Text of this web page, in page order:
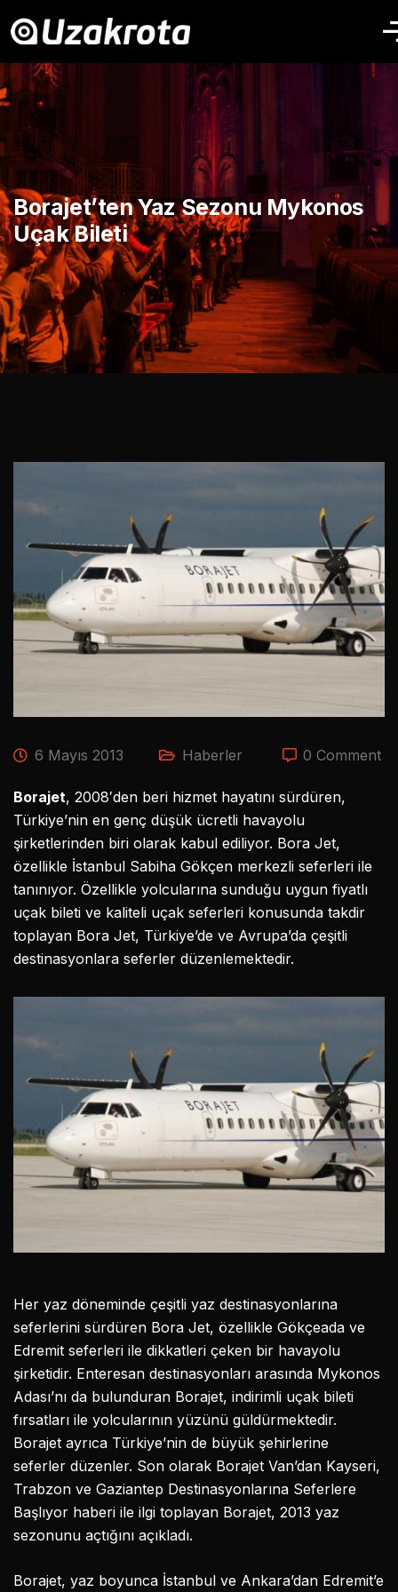
Borajet’ten Yaz Sezonu Mykonos
Uçak Bileti
6 Mayıs 2013 Haberler 0 Comment
Borajet, 2008′den beri hizmet hayatını sürdüren,
Türkiye’nin en genç düşük ücretli havayolu
şirketlerinden biri olarak kabul ediliyor. Bora Jet,
özellikle İstanbul Sabiha Gökçen merkezli seferleri ile
tanınıyor. Özellikle yolcularına sunduğu uygun fiyatlı
uçak bileti ve kaliteli uçak seferleri konusunda takdir
toplayan Bora Jet, Türkiye’de ve Avrupa’da çeşitli
destinasyonlara seferler düzenlemektedir.
Her yaz döneminde çeşitli yaz destinasyonlarına
seferlerini sürdüren Bora Jet, özellikle Gökçeada ve
Edremit seferleri ile dikkatleri çeken bir havayolu
şirketidir. Enteresan destinasyonları arasında Mykonos
Adası’nı da bulunduran Borajet, indirimli uçak bileti
fırsatları ile yolcularının yüzünü güldürmektedir.
Borajet ayrıca Türkiye’nin de büyük şehirlerine
seferler düzenler. Son olarak Borajet Van’dan Kayseri,
Trabzon ve Gaziantep Destinasyonlarına Seferlere
Başlıyor haberi ile ilgi toplayan Borajet, 2013 yaz
sezonunu açtığını açıkladı.
Borajet, yaz boyunca İstanbul ve Ankara’dan Edremit’e